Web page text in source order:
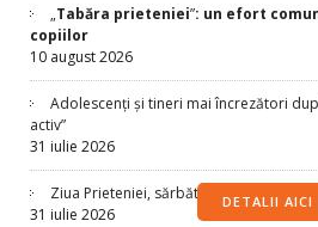
„Tabăra prieteniei”: un efort
copiilor
10 august 2026
Adolescenți și tineri mai încrezători
activ”
31 iulie 2026
Ziua Prieteniei, sărbătorită la Spațiul
31 iulie 2026
DETALII AICI